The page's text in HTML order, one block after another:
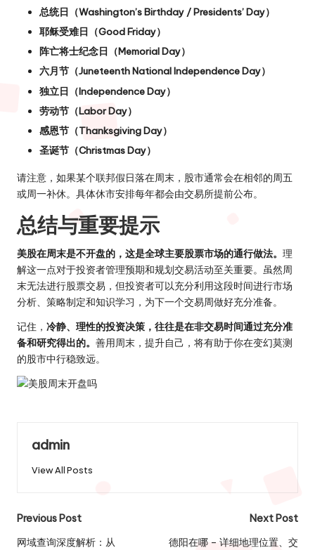
总统日（Washington’s Birthday / Presidents’ Day）
耶稣受难日（Good Friday）
阵亡将士纪念日（Memorial Day）
六月节（Juneteenth National Independence Day）
独立日（Independence Day）
劳动节（Labor Day）
感恩节（Thanksgiving Day）
圣诞节（Christmas Day）
请注意，如果某个联邦假日落在周末，股市通常会在相邻的周五
或周一补休。具体休市安排每年都会由交易所提前公布。
总结与重要提示
美股在周末是不开盘的，这是全球主要股票市场的通行做法。 理
解这一点对于投资者管理预期和规划交易活动至关重要。虽然周
末无法进行股票交易，但投资者可以充分利用这段时间进行市场
分析、策略制定和知识学习，为下一个交易周做好充分准备。
记住， 冷静、理性的投资决策，往往是在非交易时间通过充分准
备和研究得出的。 善用周末，提升自己，将有助于你在变幻莫测
的股市中行稳致远。
admin
View All Posts
Post
navigation
Previous Post
网域查询深度解析：从
Next Post
德阳在哪 – 详细地理位置、交